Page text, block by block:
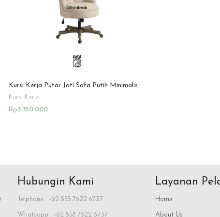
Kursi Kerja Putar Jati Sofa Putih Minimalis
Kursi Kerja
Rp3.350.000
Hubungin Kami
Telphone : +62 858 7622 6737
Whatsapp : +62 858 7622 6737
Layanan
Home
About Us